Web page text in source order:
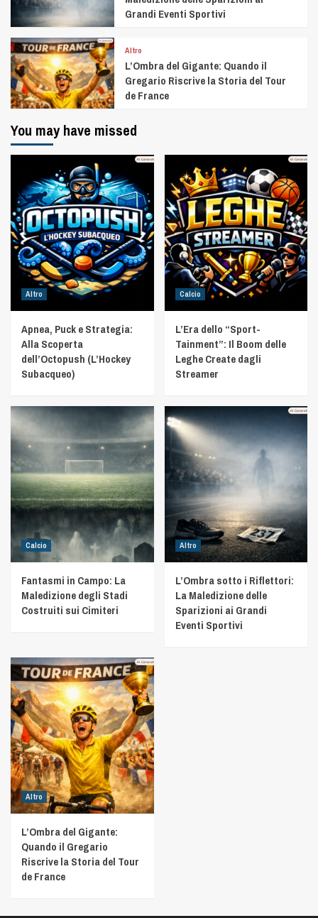
Grandi Eventi Sportivi
Altro
L’Ombra del Gigante: Quando il
Gregario Riscrive la Storia del Tour
de France
You may have missed
Altro
Apnea, Puck e Strategia:
Alla Scoperta
dell’Octopush (L’Hockey
Subacqueo)
Calcio
L’Era dello “Sport-
Tainment”: Il Boom delle
Leghe Create dagli
Streamer
Calcio
Fantasmi in Campo: La
Maledizione degli Stadi
Costruiti sui Cimiteri
Altro
L’Ombra sotto i Riflettori:
La Maledizione delle
Sparizioni ai Grandi
Eventi Sportivi
Altro
L’Ombra del Gigante:
Quando il Gregario
Riscrive la Storia del Tour
de France